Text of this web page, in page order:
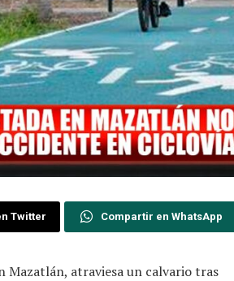
Twitter Compartir en WhatsApp
Mazatlán, atraviesa un calvario tras